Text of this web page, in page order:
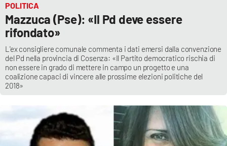
POLITICA
Mazzuca (Pse): «Il Pd deve essere
rifondato»
L'ex consigliere comunale commenta i dati emersi dalla convenzione
del Pd nella provincia di Cosenza: «Il Partito democratico rischia di
non essere in grado di mettere in campo un progetto e una
coalizione capaci di vincere alle prossime elezioni politiche del
2018»